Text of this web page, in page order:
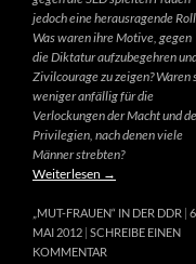
jedoch eine herausragende
Was waren ihre Motive, gegen
die Diktatur aufzubegehren
Zivilcourage zu zeigen? Waren
weniger anfällig für die
Verlockungen der Macht und
Privilegien, nach denen viele
Männer strebten?
Weiterlesen →
„MUT-FRAUEN“ IN DER DDR 6.
MAI 2012 SCHREIBE EINEN
KOMMENTAR